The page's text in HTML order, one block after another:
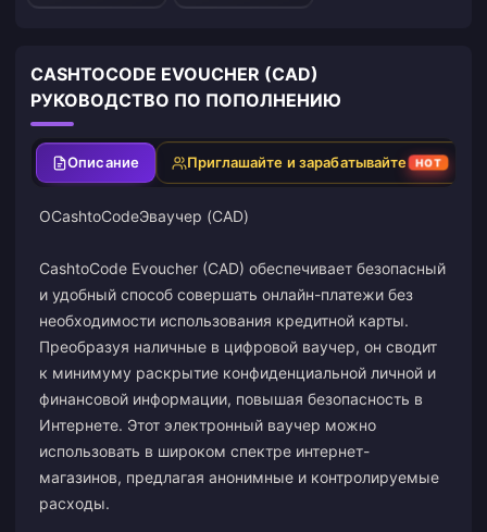
CASHTOCODE EVOUCHER (CAD)
РУКОВОДСТВО ПО ПОПОЛНЕНИЮ
Описание Приглашайте и зарабатывайте HOT
ОCashtoCodeЭваучер (CAD)
CashtoCode Evoucher (CAD) обеспечивает безопасный
и удобный способ совершать онлайн-платежи без
необходимости использования кредитной карты.
Преобразуя наличные в цифровой ваучер, он сводит
к минимуму раскрытие конфиденциальной личной и
финансовой информации, повышая безопасность в
Интернете. Этот электронный ваучер можно
использовать в широком спектре интернет-
магазинов, предлагая анонимные и контролируемые
расходы.